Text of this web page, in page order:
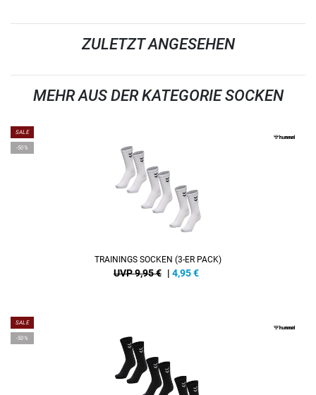
ZULETZT ANGESEHEN
MEHR AUS DER KATEGORIE SOCKEN
SALE
-50%
TRAININGS SOCKEN (3-ER PACK)
UVP 9,95 € | 4,95€
SALE
-50%